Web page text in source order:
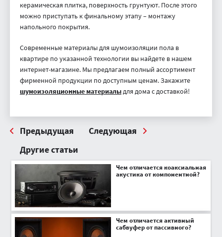
керамическая плитка, поверхность грунтуют. После этого
можно приступать к финальному этапу – монтажу
напольного покрытия.
Современные материалы для шумоизоляции пола в
квартире по указанной технологии вы найдете в нашем
интернет-магазине. Мы предлагаем полный ассортимент
фирменной продукции по доступным ценам. Закажите
шумоизоляционные материалыдля дома с доставкой!
Предыдущая
Следующая
Другие статьи
Чем отличается коаксиальная
акустика от компонентной?
Чем отличается активный
сабвуфер от пассивного?